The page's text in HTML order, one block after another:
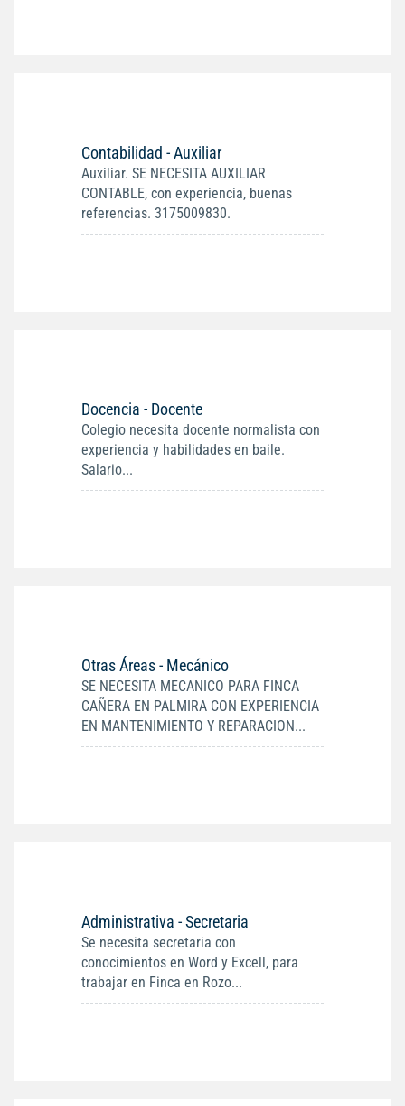
Contabilidad - Auxiliar
Auxiliar. SE NECESITA AUXILIAR
CONTABLE, con experiencia, buenas
referencias. 3175009830.
Docencia - Docente
Colegio necesita docente normalista con
experiencia y habilidades en baile.
Salario...
Otras Áreas - Mecánico
SE NECESITA MECANICO PARA FINCA
CAÑERA EN PALMIRA CON EXPERIENCIA
EN MANTENIMIENTO Y REPARACION...
Administrativa - Secretaria
Se necesita secretaria con
conocimientos en Word y Excell, para
trabajar en Finca en Rozo...